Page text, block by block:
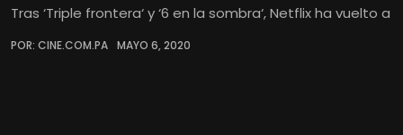
Tras ‘Triple frontera‘ y ‘6 en la sombra‘, Netflix ha vuelto a
POR: CINE.COM.PA MAYO 6, 2020